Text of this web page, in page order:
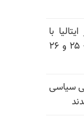
با
حضور و سخنرانی خانم مریم رجوی - ۲۵ و ۲۶
از ۳۰۰۰۰ زندانی سیاسی